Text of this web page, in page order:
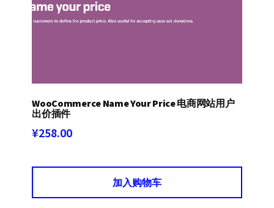
WooCommerce Name Your Price 电商网站用户
出价插件
¥258.00
加入购物车